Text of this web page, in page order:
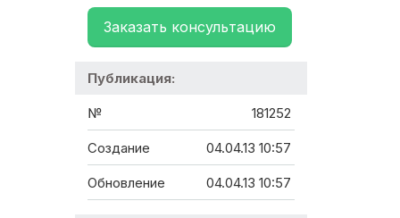
Заказать консультацию
Публикация:
№ 181252
Создание 04.04.13 10:57
Обновление 04.04.13 10:57